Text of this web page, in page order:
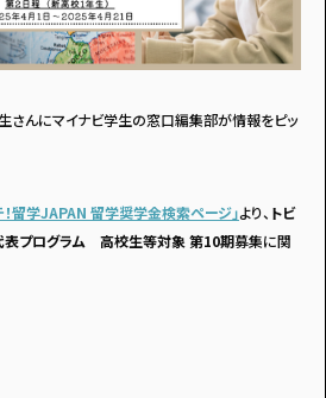
さんにマイナビ学生の窓口編集部が情報をピッ
！留学JAPAN 留学奨学金検索ページ」より、 トビ
表プログラム 高校生等対象 第10期募集に関